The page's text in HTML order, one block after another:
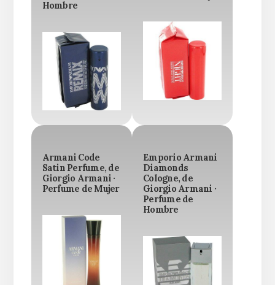
Hombre
Armani Code
Satin Perfume, de
Giorgio Armani ·
Perfume de Mujer
Emporio Armani
Diamonds
Cologne, de
Giorgio Armani ·
Perfume de
Hombre